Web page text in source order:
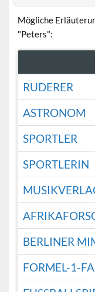
Mögliche
"Peters":
RUDERER
ASTRONOM
SPORTLER
SPORTLERIN
BERLINER
FORMEL-1-